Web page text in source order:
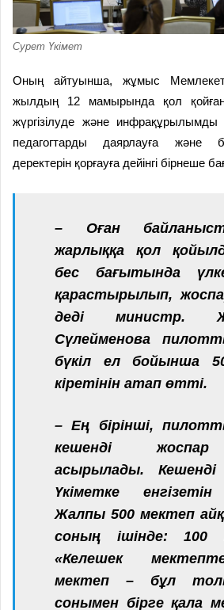
Сурет Үкімет
Оның айтуынша, жұмыс
жылдың 12 мамырында қол
жүргізілуде және инфрақұрылымды
педагогтарды даярлауға және
деректерін қорғауға дейінгі бірнеше
– Оған
жарлыққа қол
бес бағытында
қарастырылып,
деді министр.
Сүлейменова
бүкіл ел бойынша
кіретінін атап өтті.
– Ең бірінші,
кешенді
асырылады.
Үкіметке
Жалпы 500 мектеп
соның ішінде: 100
«Келешек
мектеп – бұл
сонымен бірге қала